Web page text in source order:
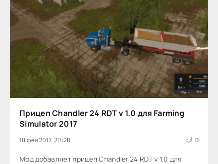
Прицеп Chandler 24 RDT v 1.0 для Farming
Simulator 2017
18 фев 2017, 20:28 0
Мод добавляет прицеп Chandler 24 RDT v 1.0 для